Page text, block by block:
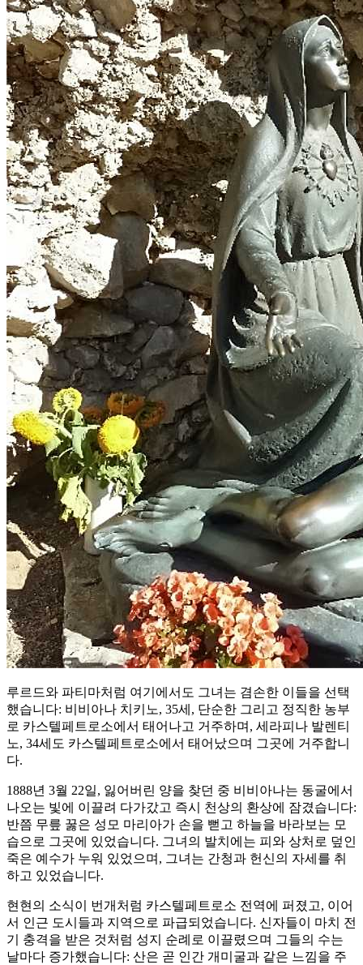
루르드와 파티마처럼 여기에서도 그녀는 겸손한 이들을 선택
했습니다: 비비아나 치키노, 35세, 단순한 그리고 정직한 농부
로 카스텔페트로소에서 태어나고 거주하며, 세라피나 발렌티
노, 34세도 카스텔페트로소에서 태어났으며 그곳에 거주합니
다.
1888년 3월 22일, 잃어버린 양을 찾던 중 비비아나는 동굴에서
나오는 빛에 이끌려 다가갔고 즉시 천상의 환상에 잠겼습니다:
반쯤 무릎 꿇은 성모 마리아가 손을 뻗고 하늘을 바라보는 모
습으로 그곳에 있었습니다. 그녀의 발치에는 피와 상처로 덮인
죽은 예수가 누워 있었으며, 그녀는 간청과 헌신의 자세를 취
하고 있었습니다.
현현의 소식이 번개처럼 카스텔페트로소 전역에 퍼졌고, 이어
서 인근 도시들과 지역으로 파급되었습니다. 신자들이 마치 전
기 충격을 받은 것처럼 성지 순례로 이끌렸으며 그들의 수는
날마다 증가했습니다: 산은 곧 인간 개미굴과 같은 느낌을 주